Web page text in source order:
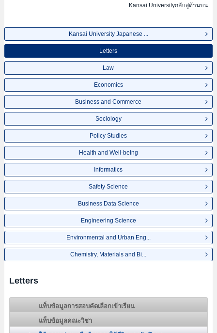
Kansai Universityกลับสู่ด้านบน
Kansai University Japanese ...
Letters
Law
Economics
Business and Commerce
Sociology
Policy Studies
Health and Well-being
Informatics
Safety Science
Business Data Science
Engineering Science
Environmental and Urban Eng...
Chemistry, Materials and Bi...
Letters
แท็บข้อมูลการสอบคัดเลือกเข้าเรียน
แท็บข้อมูลคณะวิชา